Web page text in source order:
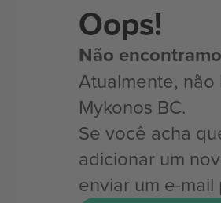
Oops!
Não
Atualmente,
Mykonos BC.
Se você acha
adicionar um
enviar um e-mail